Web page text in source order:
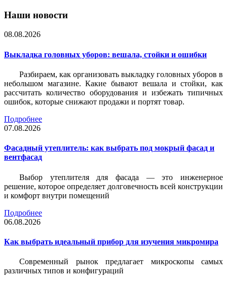
Наши новости
08.08.2026
Выкладка головных уборов: вешала, стойки и ошибки
Разбираем, как организовать выкладку головных уборов в
небольшом магазине. Какие бывают вешала и стойки, как
рассчитать количество оборудования и избежать типичных
ошибок, которые снижают продажи и портят товар.
Подробнее
07.08.2026
Фасадный утеплитель: как выбрать под мокрый фасад и
вентфасад
Выбор утеплителя для фасада — это инженерное
решение, которое определяет долговечность всей конструкции
и комфорт внутри помещений
Подробнее
06.08.2026
Как выбрать идеальный прибор для изучения микромира
Современный рынок предлагает микроскопы самых
различных типов и конфигураций